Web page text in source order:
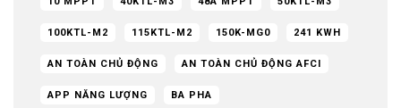
100KTL-M2 115KTL-M2 150K-MG0 241 KWH
AN TOÀN CHỦ ĐỘNG AN TOÀN CHỦ ĐỘNG AFCI
APP NĂNG LƯỢNG BA PHA